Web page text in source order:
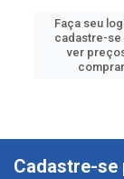
Faça seu
cadastre-se
ver
comprar
Cadastre-se